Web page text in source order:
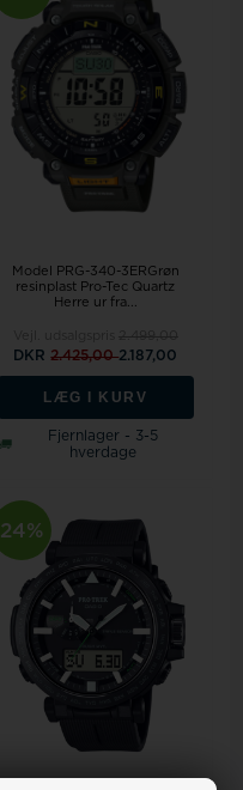
Model PRG-340-3ERGrøn
resinplast Pro-Tec Quartz
Herre ur fra...
DKR2.425,002.187,00
LÆG I KURV
Fjernlager - 3-5
hverdage
24%